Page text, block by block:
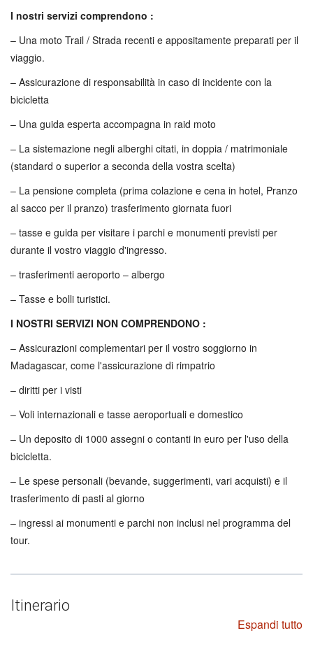
I nostri servizi comprendono :
– Una moto Trail / Strada recenti e appositamente preparati per il
viaggio.
– Assicurazione di responsabilità in caso di incidente con la
bicicletta
– Una guida esperta accompagna in raid moto
– La sistemazione negli alberghi citati, in doppia / matrimoniale
(standard o superior a seconda della vostra scelta)
– La pensione completa (prima colazione e cena in hotel, Pranzo
al sacco per il pranzo) trasferimento giornata fuori
– tasse e guida per visitare i parchi e monumenti previsti per
durante il vostro viaggio d'ingresso.
– trasferimenti aeroporto – albergo
– Tasse e bolli turistici.
I NOSTRI SERVIZI NON COMPRENDONO :
– Assicurazioni complementari per il vostro soggiorno in
Madagascar, come l'assicurazione di rimpatrio
– diritti per i visti
– Voli internazionali e tasse aeroportuali e domestico
– Un deposito di 1000 assegni o contanti in euro per l'uso della
bicicletta.
– Le spese personali (bevande, suggerimenti, vari acquisti) e il
trasferimento di pasti al giorno
– ingressi ai monumenti e parchi non inclusi nel programma del
tour.
Itinerario
Espandi tutto